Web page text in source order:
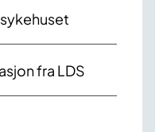
fra LDS